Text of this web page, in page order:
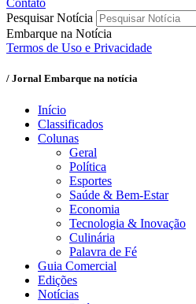
Contato
Pesquisar Notícia
Embarque na Notícia
Termos de Uso e Privacidade
/ Jornal Embarque na notícia
Início
Classificados
Colunas
Geral
Política
Esportes
Saúde & Bem-Estar
Economia
Tecnologia & Inovação
Culinária
Palavra de Fé
Guia Comercial
Edições
Notícias